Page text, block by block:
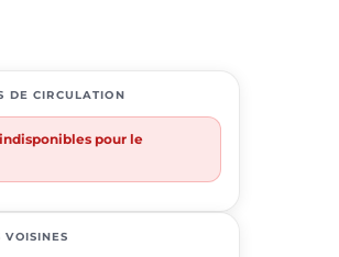
DE CIRCULATION
pour le
VOISINES